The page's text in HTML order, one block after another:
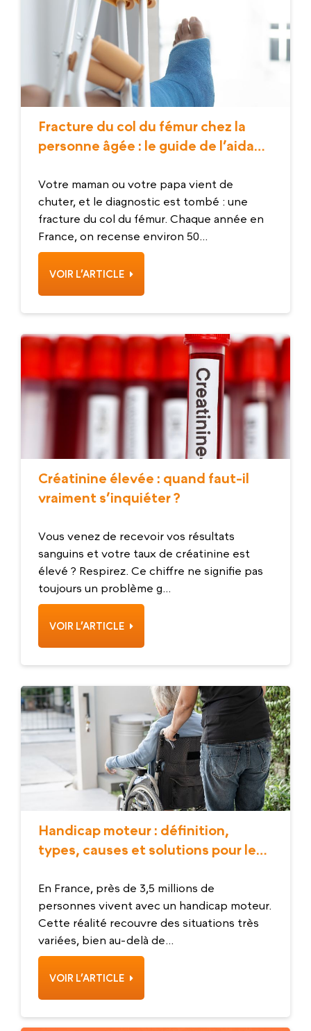
Fracture du col du fémur chez la
personne âgée : le guide de l’aidant
Votre maman ou votre papa vient de
chuter, et le diagnostic est tombé : une
fracture du col du fémur. Chaque année en
France, on recense environ 50...
VOIR L’ARTICLE
Créatinine élevée : quand faut-il
vraiment s’inquiéter ?
Vous venez de recevoir vos résultats
sanguins et votre taux de créatinine est
élevé ? Respirez. Ce chiffre ne signifie pas
toujours un problème g...
VOIR L’ARTICLE
Handicap moteur : définition,
types, causes et solutions pour le
En France, près de 3,5 millions de
personnes vivent avec un handicap moteur.
Cette réalité recouvre des situations très
variées, bien au-delà de...
VOIR L’ARTICLE